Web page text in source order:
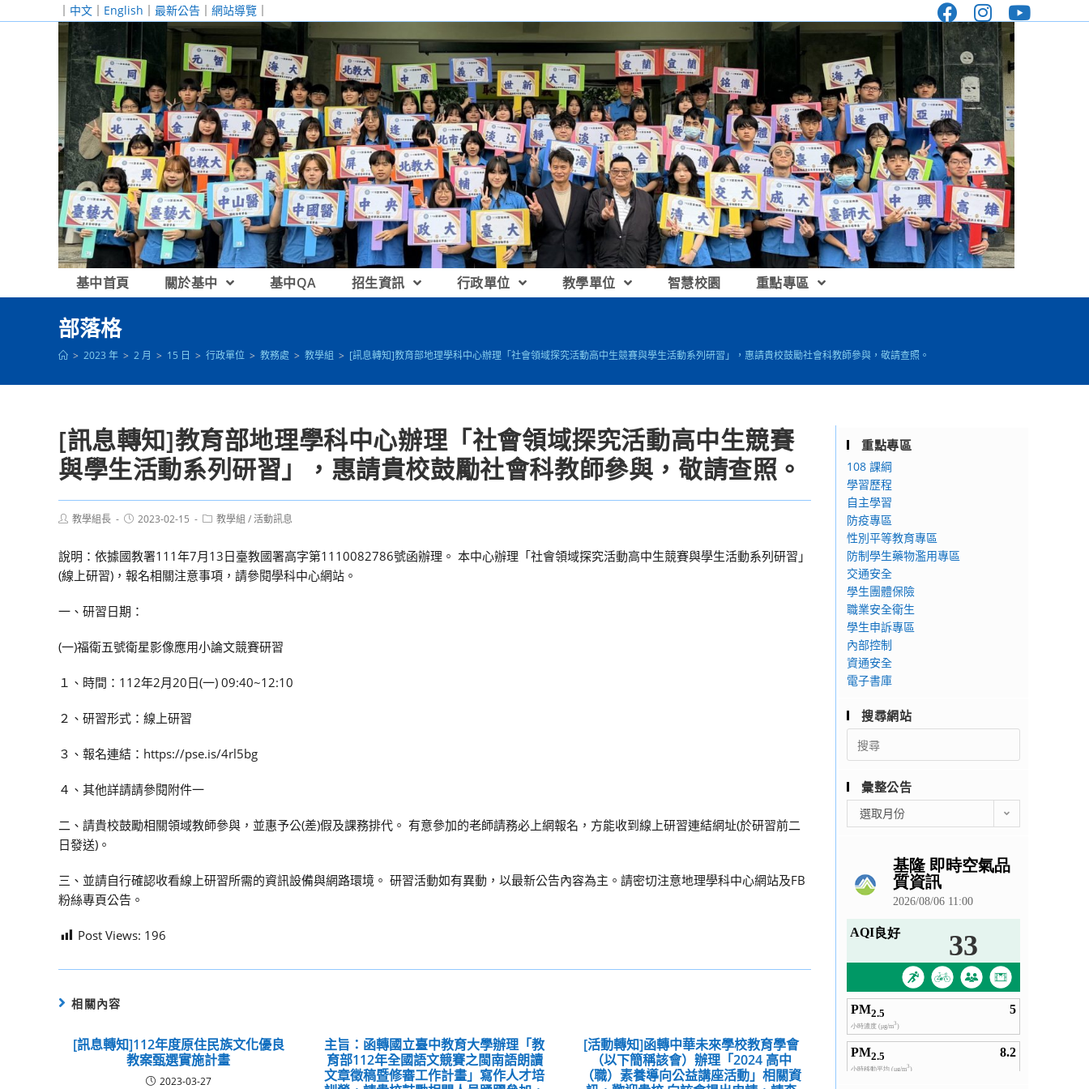
｜ 中文 ｜ English ｜ 最新公告 ｜ 網站導覽 ｜
基中首頁 關於基中 基中QA 招生資訊 行政單位 教學單位 智慧校園 重點專區
部落格
> 2023 年 > 2 月 > 15 日 > 行政單位 > 教務處 > 教學組 > [訊息轉知]教育部地理學科中心辦理「社會領域探究活動高中生競賽與學生活動系列研習」，惠請貴校鼓勵社會科教師參與，敬請查照。
[訊息轉知]教育部地理學科中心辦理「社會領域探究活動高中生競賽
與學生活動系列研習」，惠請貴校鼓勵社會科教師參與，敬請查照。
Post教學組長
Post2023-02-15
Post教學組 /活動訊息
說明：依據國教署111年7月13日臺教國署高字第1110082786號函辦理。 本中心辦理「社會領域探究活動高中生競賽與學生活動系列研習」
(線上研習)，報名相關注意事項，請參閱學科中心網站。
一、研習日期：
(一)福衛五號衛星影像應用小論文競賽研習
１、時間：112年2月20日(一) 09:40~12:10
２、研習形式：線上研習
３、報名連結：https://pse.is/4rl5bg
４、其他詳請請參閱附件一
二、請貴校鼓勵相關領域教師參與，並惠予公(差)假及課務排代。 有意參加的老師請務必上網報名，方能收到線上研習連結網址(於研習前二
日發送)。
三、並請自行確認收看線上研習所需的資訊設備與網路環境。 研習活動如有異動，以最新公告內容為主。請密切注意地理學科中心網站及FB
粉絲專頁公告。
Post Views: 196
相關內容
[訊息轉知]112年度原住民族文化優良
教案甄選實施計畫
2023-03-27
主旨：函轉國立臺中教育大學辦理「教
育部112年全國語文競賽之閩南語朗讀
文章徵稿暨修審工作計畫」寫作人才培
[活動轉知]函轉中華未來學校教育學會
（以下簡稱該會）辦理「2024 高中
（職）素養導向公益講座活動」相關資
重點專區
108 課綱
學習歷程
自主學習
防疫專區
性別平等教育專區
防制學生藥物濫用專區
交通安全
學生團體保險
職業安全衛生
學生申訴專區
內部控制
資通安全
電子書庫
搜尋網站
Search
for:
彙整公告
整
選取月份